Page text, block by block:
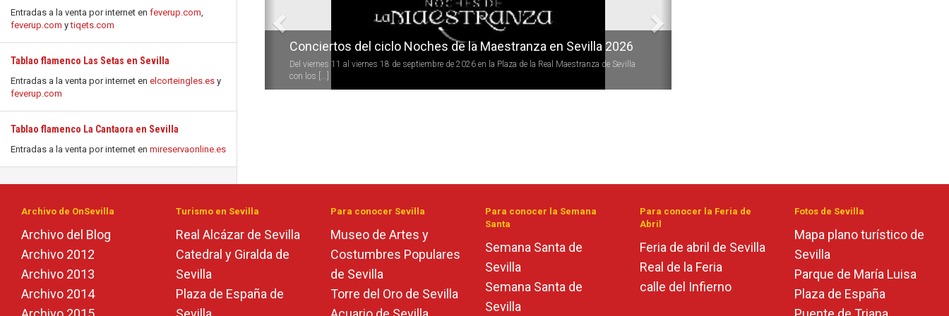
Entradas a la venta por internet en feverup.com,
feverup.com ytiqets.com
Tablao flamenco Las Setas en Sevilla
Entradas a la venta por internet en elcorteingles.es y
feverup.com
Tablao flamenco La Cantaora en Sevilla
Entradas a la venta por internet en mireservaonline.es
Conciertos del ciclo Noches de la Maestranza en Sevilla 2026
Del viernes 11 al viernes 18 de septiembre de 2026 en la Plaza de la Real Maestranza de Sevilla
con los [...]
Archivo de OnSevilla
Archivo del Blog
Archivo 2012
Archivo 2013
Archivo 2014
Turismo en Sevilla
Real Alcázar de Sevilla
Catedral y Giralda de
Sevilla
Plaza de España de
Para conocer Sevilla
Museo de Artes y
Costumbres Populares
de Sevilla
Torre del Oro de Sevilla
Para conocer la Semana
Santa
Semana Santa de
Sevilla
Semana Santa de
Sevilla
Para conocer la Feria de
Abril
Feria de abril de Sevilla
Real de la Feria
calle del Infierno
Fotos de Sevilla
Mapa plano turístico de
Sevilla
Parque de María Luisa
Plaza de España